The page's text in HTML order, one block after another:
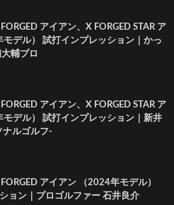
アイアン、X FORGED STAR ア
デル） 試打インプレッション｜かっ
輔プロ
アイアン、X FORGED STAR ア
デル） 試打インプレッション｜新井
ナルゴルフ-
アイアン （2024年モデル）
ョン｜プロゴルファー 石井良介